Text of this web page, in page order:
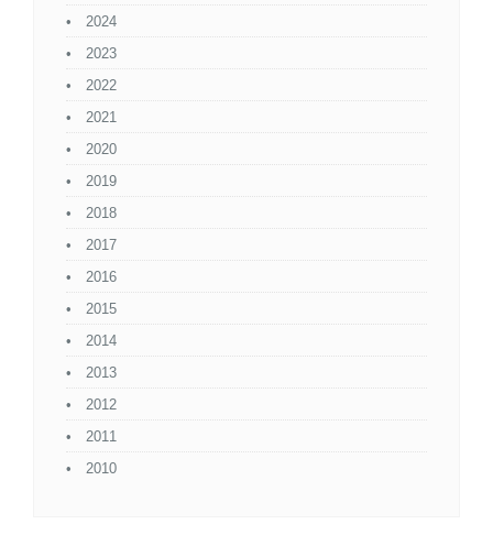
2024
2023
2022
2021
2020
2019
2018
2017
2016
2015
2014
2013
2012
2011
2010